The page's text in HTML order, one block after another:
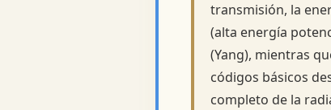
transmisión, la
(alta energía
(Yang), mientras
códigos básicos
completo de la